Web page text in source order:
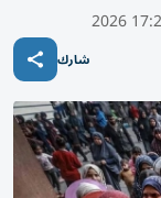
شارك